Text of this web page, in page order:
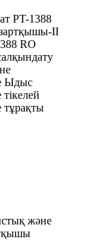
PT-1388
II
RO
Ыдыс
тұрақты